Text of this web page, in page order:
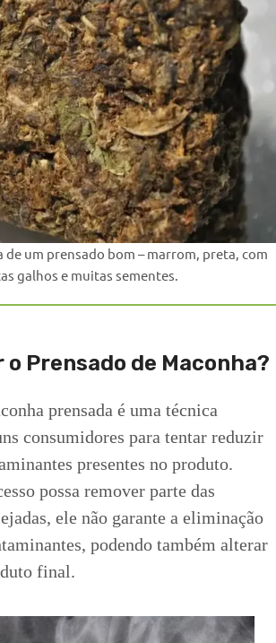
de um prensado bom – marrom, preta, com
galhos e muitas sementes.
o Prensado de Maconha?
prensada é uma técnica
consumidores para tentar reduzir
presentes no produto.
possa remover parte das
ele não garante a eliminação
podendo também alterar
final.